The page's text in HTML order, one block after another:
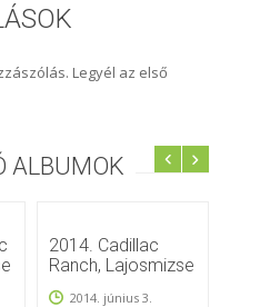
Legyél az első
ALBUMOK
2014. Cadillac
Ranch, Lajosmizse
2014. június 3.